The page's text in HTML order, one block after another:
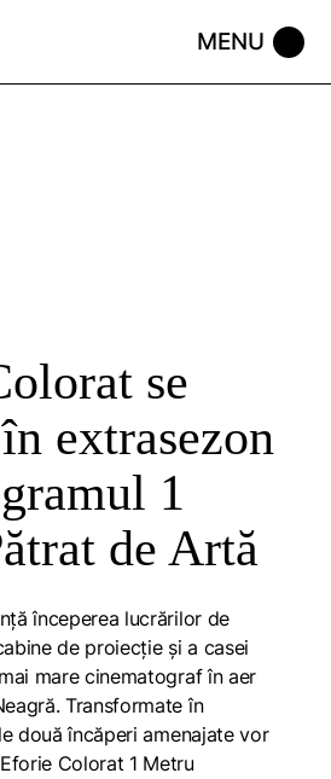
se
extrasezon
1
de Artă
începerea lucrărilor de
de proiecție și a casei
mare cinematograf în aer
Transformate în
două încăperi amenajate vor
Colorat 1 Metru